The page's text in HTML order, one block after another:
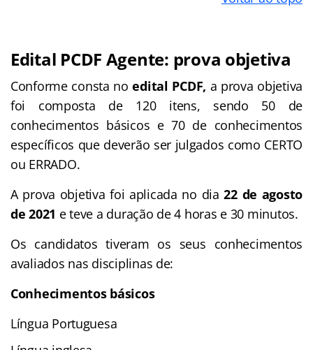
Edital PCDF Agente: prova objetiva
Conforme consta noedital PCDF, a prova objetiva
foi composta de 120 itens, sendo 50 de
conhecimentos básicos e 70 de conhecimentos
específicos que deverão ser julgados como CERTO
ou ERRADO.
A prova objetiva foi aplicada no dia22 de agosto
de 2021 e teve a duração de 4 horas e 30 minutos.
Os candidatos tiveram os seus conhecimentos
avaliados nas disciplinas de:
Conhecimentos básicos
Língua Portuguesa